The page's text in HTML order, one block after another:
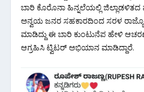
ಬಾರಿ ಕೊರೊನಾ ಹಿನ್ನಲೆಯಲ್ಲಿ
ಅನ್ವಯ ಜನರ ಸಹಕಾರದಿಂದ ಸರಳ
ಮಾಡಿದ್ದು ಈ ಬಾರಿ ಕುಂಟುನೆಪ ಹೇಳಿ
ಆಗ್ರಹಿಸಿ ಟ್ವಿಟರ್ ಅಭಿಯಾನ ಮಾಡಿದ್ದಾರೆ.